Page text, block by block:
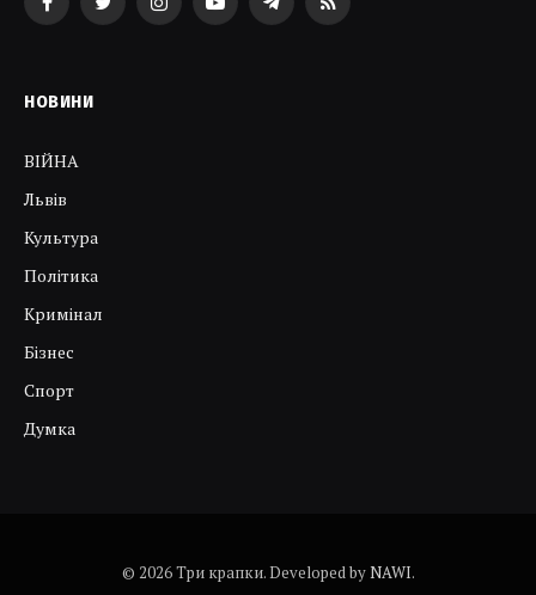
FacebookTwitterInstagramYouTubeTelegramRSS
НОВИНИ
ВІЙНА
Львів
Культура
Політика
Кримінал
Бізнес
Спорт
Думка
© 2026 Три крапки. Developed byNAWI.